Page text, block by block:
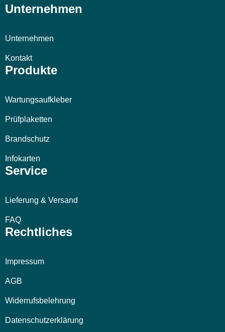
Unternehmen
Unternehmen
Kontakt
Produkte
Wartungsaufkleber
Prüfplaketten
Brandschutz
Infokarten
Service
Lieferung & Versand
FAQ
Rechtliches
Impressum
AGB
Widerrufsbelehrung
Datenschutzerklärung